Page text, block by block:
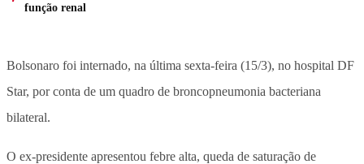
função renal
Bolsonaro foi internado, na última sexta-feira (15/3), no hospital DF
Star, por conta de um quadro de broncopneumonia bacteriana
bilateral.
O ex-presidente apresentou febre alta, queda de saturação de